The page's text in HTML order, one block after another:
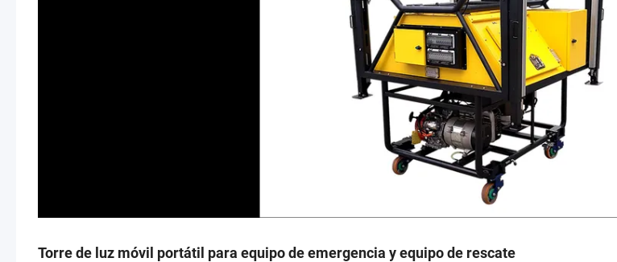
Torre de luz móvil portátil para equipo de emergencia y equipo de rescate